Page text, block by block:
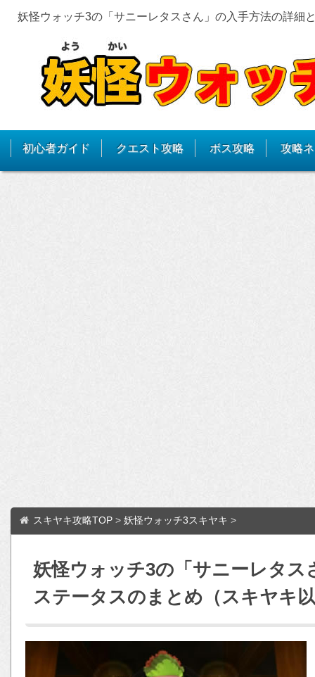
妖怪ウォッチ3の「サニーレタスさん」の入手方法の詳細
初心者ガイド クエスト攻略 ボス攻略 攻略
スキヤキ攻略TOP > 妖怪ウォッチ3スキヤキ >
妖怪ウォッチ3の「サニーレタス
ステータスのまとめ（スキヤキ